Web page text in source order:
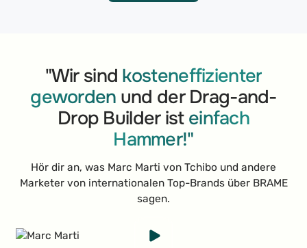
"Wir sind kosteneffizienter
geworden und der Drag-and-
Drop Builder ist einfach
Hammer!"
Hör dir an, was Marc Marti von Tchibo und andere
Marketer von internationalen Top-Brands über BRAME
sagen.